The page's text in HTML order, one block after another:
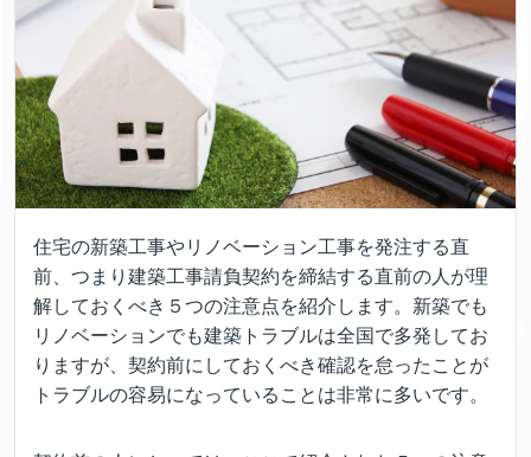
住宅の新築工事やリノベーション工事を発注する直
前、つまり建築工事請負契約を締結する直前の人が理
解しておくべき５つの注意点を紹介します。新築でも
リノベーションでも建築トラブルは全国で多発してお
りますが、契約前にしておくべき確認を怠ったことが
トラブルの容易になっていることは非常に多いです。